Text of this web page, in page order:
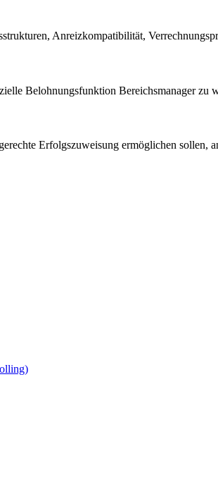
Anreizkompatibilität,
Belohnungsfunktion Bereichsmanager
Erfolgszuweisung ermöglichen sollen,